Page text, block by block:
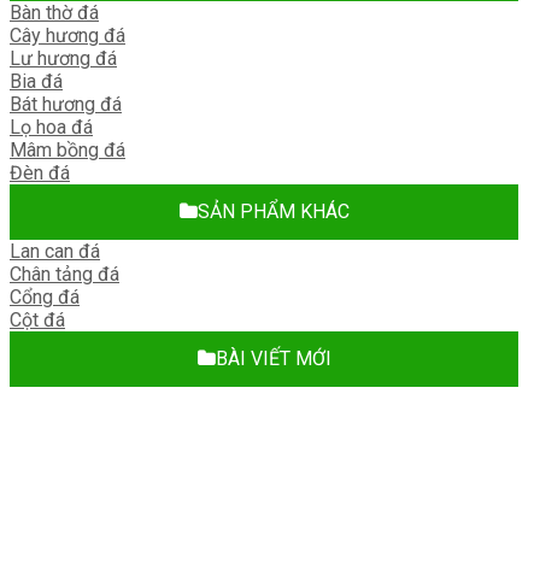
Bàn thờ đá
Cây hương đá
Lư hương đá
Bia đá
Bát hương đá
Lọ hoa đá
Mâm bồng đá
Đèn đá
SẢN PHẨM KHÁC
Lan can đá
Chân tảng đá
Cổng đá
Cột đá
BÀI VIẾT MỚI